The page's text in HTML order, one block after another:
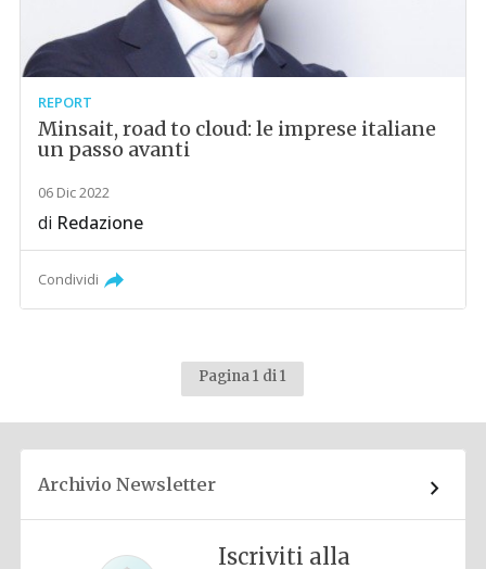
REPORT
Minsait, road to cloud: le imprese italiane
un passo avanti
06 Dic 2022
di Redazione
Condividi
Pagina 1 di 1
Archivio Newsletter
Iscriviti alla